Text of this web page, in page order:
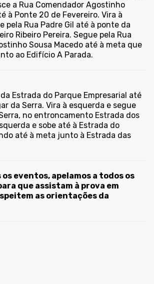
a Rua Comendador Agostinho
à Ponte 20 de Fevereiro. Vira à
pela Rua Padre Gil até à ponte da
Ribeiro Pereira. Segue pela Rua
Sousa Macedo até à meta que
ao Edifício A Parada.
Estrada do Parque Empresarial até
da Serra. Vira à esquerda e segue
no entroncamento Estrada dos
e sobe até à Estrada do
até à meta junto à Estrada das
os eventos, apelamos a todos os
que assistam à prova em
as orientações da